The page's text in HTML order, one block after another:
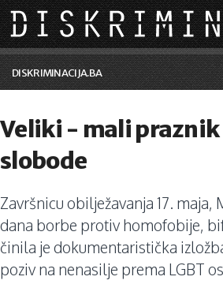
Skip to main content
DISKRIMINACIJA.BA
Vijesti i događaji
Aktuelne teme
Kolumne
Lične priče
Saradnja sa medijima
Veliki - mali
slobode
Završnicu obilježavanja 17. maja,
dana borbe protiv homofobije,
činila je dokumentaristička
poziv na nenasilje prema LGBT